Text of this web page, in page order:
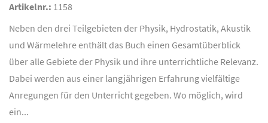
Artikelnr.: 1158
Neben den drei Teilgebieten der Physik, Hydrostatik, Akustik
und Wärmelehre enthält das Buch einen Gesamtüberblick
über alle Gebiete der Physik und ihre unterrichtliche Relevanz.
Dabei werden aus einer langjährigen Erfahrung vielfältige
Anregungen für den Unterricht gegeben. Wo möglich, wird
ein...